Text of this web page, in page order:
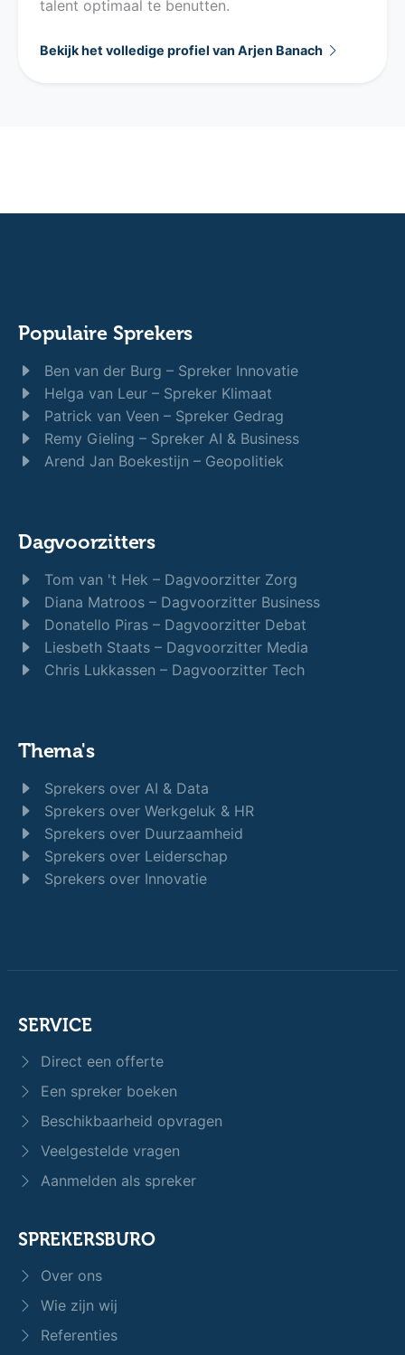
talent optimaal te benutten.
Bekijk het volledige profiel van Arjen Banach
Populaire Sprekers
Ben van der Burg – Spreker Innovatie
Helga van Leur – Spreker Klimaat
Patrick van Veen – Spreker Gedrag
Remy Gieling – Spreker AI & Business
Arend Jan Boekestijn – Geopolitiek
Dagvoorzitters
Tom van 't Hek – Dagvoorzitter Zorg
Diana Matroos – Dagvoorzitter Business
Donatello Piras – Dagvoorzitter Debat
Liesbeth Staats – Dagvoorzitter Media
Chris Lukkassen – Dagvoorzitter Tech
Thema's
Sprekers over AI & Data
Sprekers over Werkgeluk & HR
Sprekers over Duurzaamheid
Sprekers over Leiderschap
Sprekers over Innovatie
SERVICE
Direct een offerte
Een spreker boeken
Beschikbaarheid opvragen
Veelgestelde vragen
Aanmelden als spreker
SPREKERSBURO
Over ons
Wie zijn wij
Referenties